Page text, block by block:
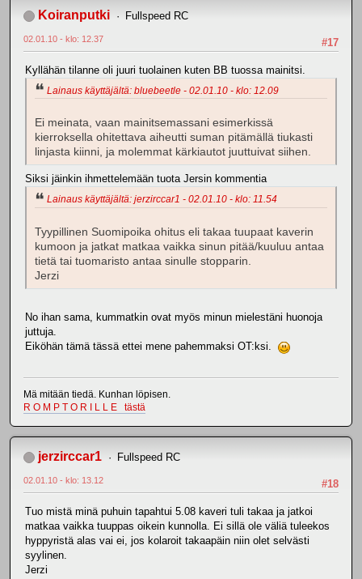
Koiranputki Fullspeed RC
#17
02.01.10 - klo: 12.37
Kyllähän tilanne oli juuri tuolainen kuten BB tuossa mainitsi.
Lainaus käyttäjältä: bluebeetle - 02.01.10 - klo: 12.09
Ei meinata, vaan mainitsemassani esimerkissä
kierroksella ohitettava aiheutti suman pitämällä tiukasti
linjasta kiinni, ja molemmat kärkiautot juuttuivat siihen.
Siksi jäinkin ihmettelemään tuota Jersin kommentia
Lainaus käyttäjältä: jerzirccar1 - 02.01.10 - klo: 11.54
Tyypillinen Suomipoika ohitus eli takaa tuupaat kaverin
kumoon ja jatkat matkaa vaikka sinun pitää/kuuluu antaa
tietä tai tuomaristo antaa sinulle stopparin.
Jerzi
No ihan sama, kummatkin ovat myös minun mielestäni huonoja
juttuja.
Eiköhän tämä tässä ettei mene pahemmaksi OT:ksi.
Mä mitään tiedä. Kunhan löpisen.
R O M P T O R I L L E tästä
jerzirccar1 Fullspeed RC
#18
02.01.10 - klo: 13.12
Tuo mistä minä puhuin tapahtui 5.08 kaveri tuli takaa ja jatkoi
matkaa vaikka tuuppas oikein kunnolla. Ei sillä ole väliä tuleekos
hyppyristä alas vai ei, jos kolaroit takaapäin niin olet selvästi
syylinen.
Jerzi